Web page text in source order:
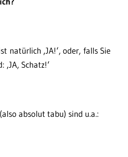
natürlich ‚JA!‘, oder, falls Sie
‚JA, Schatz!‘
absolut tabu) sind u.a.: